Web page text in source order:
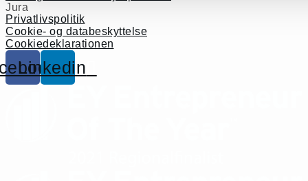
Jura
Privatlivspolitik
Cookie- og databeskyttelse
Cookiedeklarationen
Linkedin